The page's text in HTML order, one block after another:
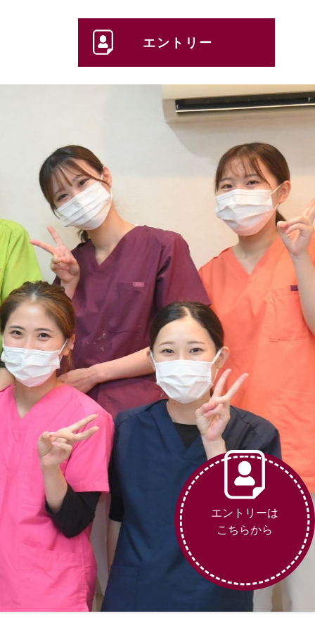
エントリー
エントリーは
こちらから